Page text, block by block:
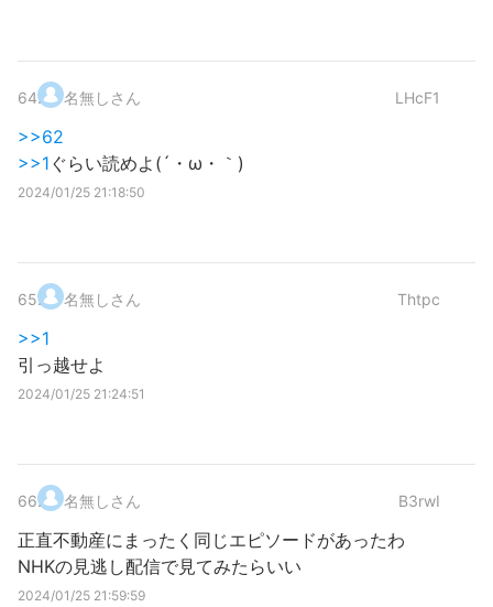
64. 名無しさん LHcF1
>>62
>>1 ぐらい読めよ(´・ω・｀)
2024/01/25 21:18:50
65. 名無しさん Thtpc
>>1
引っ越せよ
2024/01/25 21:24:51
66. 名無しさん B3rwI
正直不動産にまったく同じエピソードがあったわ
NHKの見逃し配信で見てみたらいい
2024/01/25 21:59:59